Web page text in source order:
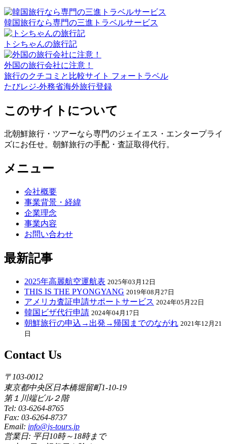
韓国旅行なら専門の三進トラベルサービス
トシちゃんの旅行記
外国の旅行会社に注意！
旅行のクチコミと比較サイト フォートラベル
たびレジ-外務省海外旅行登録
このサイトについて
北朝鮮旅行・ツアーなら専門のジェイエス・エンタープライ
ズにお任せ。朝鮮旅行の手配・査証取得代行。
メニュー
会社概要
事業背景・経緯
企業理念
事業内容
お問い合わせ
最新記事
2025年高麗航空運航表 2025年03月12日
THIS IS THE PYONGYANG 2019年08月27日
アメリカ査証申請サポートサービス 2024年05月22日
韓国ビザ代行申請 2024年04月17日
朝鮮旅行の申込→出発→帰国までのながれ 2021年12月21
日
Contact Us
〒103-0012
東京都中央区日本橋堀留町1-10-19
第１川端ビル２階
Tel: 03-6264-8765
Fax: 03-6264-8737
Email: info@js-tours.jp
営業日: 平日10時～18時まで